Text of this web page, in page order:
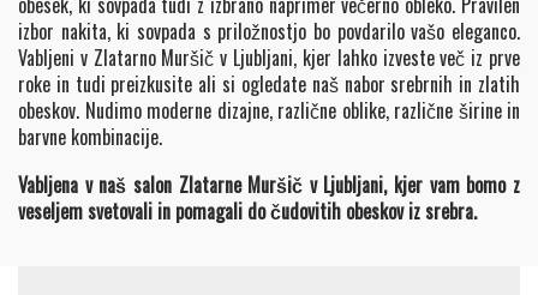
izbor nakita, ki sovpada s priložnostjo bo povdarilo vašo eleganco.
Vabljeni v Zlatarno Muršič v Ljubljani, kjer lahko izveste več iz prve
roke in tudi preizkusite ali si ogledate naš nabor srebrnih in zlatih
obeskov. Nudimo moderne dizajne, različne oblike, različne širine in
barvne kombinacije.
Vabljena v naš salon Zlatarne Muršič v Ljubljani, kjer vam bomo z
veseljem svetovali in pomagali do čudovitih obeskov iz srebra.